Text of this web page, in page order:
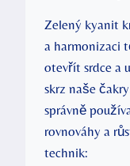
Zelený kyanit
a harmonizaci
otevřít srdce a
skrz naše
správně
rovnováhy a
technik: